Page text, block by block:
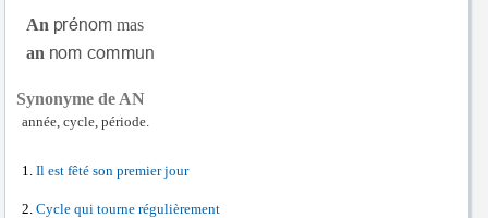
An
mas
an
Synonyme de AN
année, cycle, période.
Il est fêté son premier jour
Cycle qui tourne régulièrement